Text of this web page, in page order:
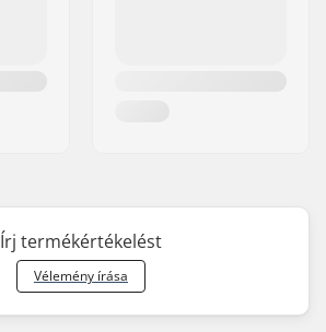
Írj termékértékelést
Vélemény írása